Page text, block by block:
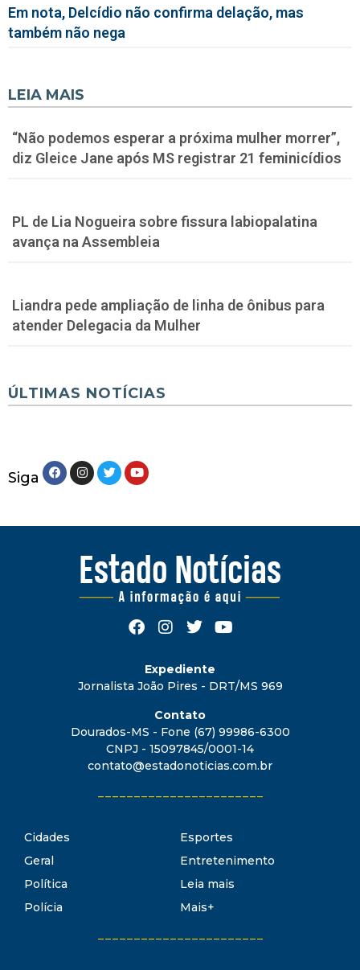
Em nota, Delcídio não confirma delação, mas
também não nega
LEIA MAIS
“Não podemos esperar a próxima mulher morrer”,
diz Gleice Jane após MS registrar 21 feminicídios
PL de Lia Nogueira sobre fissura labiopalatina
avança na Assembleia
Liandra pede ampliação de linha de ônibus para
atender Delegacia da Mulher
ÚLTIMAS NOTÍCIAS
Siga
Expediente
Jornalista João Pires - DRT/MS 969
Contato
Dourados-MS - Fone (67) 99986-6300
CNPJ - 15097845/0001-14
contato@estadonoticias.com.br
Cidades
Geral
Política
Polícia
Esportes
Entretenimento
Leia mais
Mais+